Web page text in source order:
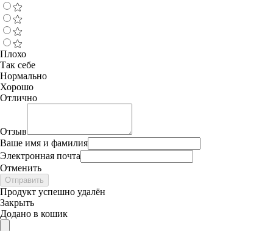
Плохо
Так себе
Нормально
Хорошо
Отлично
Отзыв
Ваше имя и фамилия
Электронная почта
Отменить
Отправить
Продукт успешно удалён
Закрыть
Додано в кошик